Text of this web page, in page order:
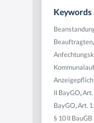
Keywords
Beauftragten,
II BayGO,Art.
BayGO,Art.
§ 10 II BauGB